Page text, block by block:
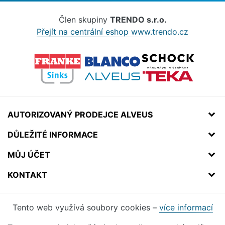
Člen skupiny TRENDO s.r.o.
Přejít na centrální eshop www.trendo.cz
AUTORIZOVANÝ PRODEJCE ALVEUS
DŮLEŽITÉ INFORMACE
MŮJ ÚČET
KONTAKT
Tento web využívá soubory cookies – více informací